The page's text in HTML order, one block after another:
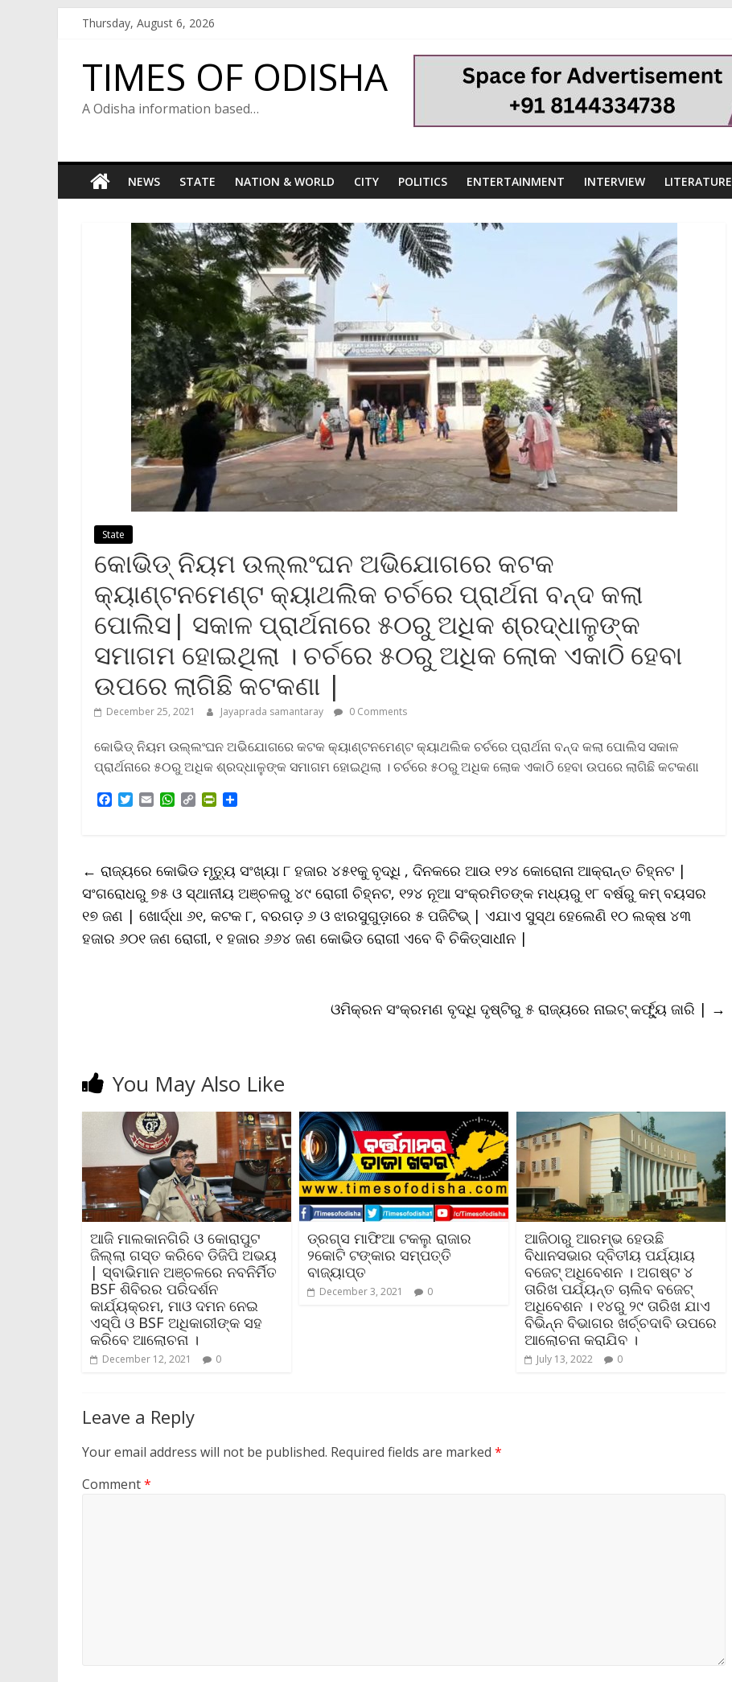
Thursday, August 6, 2026
TIMES OF ODISHA
A Odisha information based…
NEWS STATE NATION & WORLD CITY POLITICS ENTERTAINMENT INTERVIEW LITERATURE
State
କୋଭିଡ୍ ନିୟମ ଉଲ୍ଲଂଘନ ଅଭିଯୋଗରେ କଟକ
କ୍ୟାଣ୍ଟନମେଣ୍ଟ କ୍ୟାଥଲିକ ଚର୍ଚରେ ପ୍ରାର୍ଥନା ବନ୍ଦ କଲା
ପୋଲିସ| ସକାଳ ପ୍ରାର୍ଥନାରେ ୫୦ରୁ ଅଧିକ ଶ୍ରଦ୍ଧାଳୁଙ୍କ
ସମାଗମ ହୋଇଥିଲା । ଚର୍ଚରେ ୫୦ରୁ ଅଧିକ ଲୋକ ଏକାଠି ହେବା
ଉପରେ ଲାଗିଛି କଟକଣା |
December 25, 2021 Jayaprada samantaray 0 Comments
କୋଭିଡ୍ ନିୟମ ଉଲ୍ଲଂଘନ ଅଭିଯୋଗରେ କଟକ କ୍ୟାଣ୍ଟନମେଣ୍ଟ କ୍ୟାଥଲିକ ଚର୍ଚରେ ପ୍ରାର୍ଥନା ବନ୍ଦ କଲା ପୋଲିସ ସକାଳ
ପ୍ରାର୍ଥନାରେ ୫୦ରୁ ଅଧିକ ଶ୍ରଦ୍ଧାଳୁଙ୍କ ସମାଗମ ହୋଇଥିଲା । ଚର୍ଚରେ ୫୦ରୁ ଅଧିକ ଲୋକ ଏକାଠି ହେବା ଉପରେ ଲାଗିଛି କଟକଣା
o
o
k
T
e
r
E
W
A
p
p
C
i
n
k
P
F
r
i
e
n
d
← ରାଜ୍ୟରେ କୋଭିଡ ମୃତ୍ୟୁ ସଂଖ୍ୟା ୮ ହଜାର ୪୫୧କୁ ବୃଦ୍ଧି , ଦିନକରେ ଆଉ ୧୨୪ କୋରୋନା ଆକ୍ରାନ୍ତ ଚିହ୍ନଟ |
ସଂଗରୋଧରୁ ୭୫ ଓ ସ୍ଥାନୀୟ ଅଞ୍ଚଳରୁ ୪୯ ରୋଗୀ ଚିହ୍ନଟ, ୧୨୪ ନୂଆ ସଂକ୍ରମିତଙ୍କ ମଧ୍ୟରୁ ୧୮ ବର୍ଷରୁ କମ୍‌ ବୟସର
୧୭ ଜଣ | ଖୋର୍ଦ୍ଧା ୬୧, କଟକ ୮, ବରଗଡ଼ ୬ ଓ ଝାରସୁଗୁଡ଼ାରେ ୫ ପଜିଟିଭ୍‌ | ଏଯାଏ ସୁସ୍ଥ ହେଲେଣି ୧୦ ଲକ୍ଷ ୪୩
ହଜାର ୬୦୧ ଜଣ ରୋଗୀ, ୧ ହଜାର ୬୬୪ ଜଣ କୋଭିଡ ରୋଗୀ ଏବେ ବି ଚିକିତ୍ସାଧୀନ |
ଓମିକ୍ରନ ସଂକ୍ରମଣ ବୃଦ୍ଧି ଦୃଷ୍ଟିରୁ ୫ ରାଜ୍ୟରେ ନାଇଟ୍‌ କର୍ଫ୍ୟୁ ଜାରି | →
You May Also Like
ଆଜି ମାଲକାନଗିରି ଓ କୋରାପୁଟ
ଜିଲ୍ଲା ଗସ୍ତ କରିବେ ଡିଜିପି ଅଭୟ
| ସ୍ବାଭିମାନ ଅଞ୍ଚଳରେ ନବନିର୍ମିତ
BSF ଶିବିରର ପରିଦର୍ଶନ
କାର୍ଯ୍ୟକ୍ରମ, ମାଓ ଦମନ ନେଇ
ଏସ୍‌ପି ଓ BSF ଅଧିକାରୀଙ୍କ ସହ
କରିବେ ଆଲୋଚନା ।
December 12, 2021 0
ଡ୍ରଗ୍ସ ମାଫିଆ ଟକଲୁ ରାଜାର
୨କୋଟି ଟଙ୍କାର ସମ୍ପତ୍ତି
ବାଜ୍ୟାପ୍ତ
December 3, 2021 0
ଆଜିଠାରୁ ଆରମ୍ଭ ହେଉଛି
ବିଧାନସଭାର ଦ୍ବିତୀୟ ପର୍ଯ୍ୟାୟ
ବଜେଟ୍‌ ଅଧିବେଶନ । ଅଗଷ୍ଟ ୪
ତାରିଖ ପର୍ଯ୍ୟନ୍ତ ଚାଲିବ ବଜେଟ୍‌
ଅଧିବେଶନ । ୧୪ରୁ ୨୯ ତାରିଖ ଯାଏ
ବିଭିନ୍ନ ବିଭାଗର ଖର୍ଚ୍ଚଦାବି ଉପରେ
ଆଲୋଚନା କରାଯିବ ।
July 13, 2022 0
Leave a Reply
Your email address will not be published. Required fields are marked *
Comment*